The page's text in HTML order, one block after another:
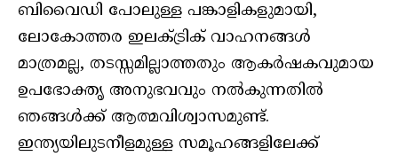
ബിവൈഡി പോലുള്ള പങ്കാളികളുമായി,
ലോകോത്തര ഇലക്ട്രിക് വാഹനങ്ങൾ
മാത്രമല്ല, തടസ്സമില്ലാത്തതും ആകർഷകവുമായ
ഉപഭോക്തൃ അനുഭവവും നൽകുന്നതിൽ
ഞങ്ങൾക്ക് ആത്മവിശ്വാസമുണ്ട്.
ഇന്ത്യയിലുടനീളമുള്ള സമൂഹങ്ങളിലേക്ക്